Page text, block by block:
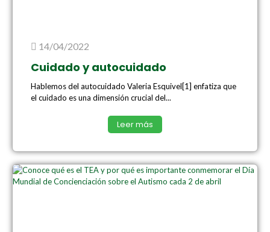
14/04/2022
Cuidado y autocuidado
Hablemos del autocuidado Valeria Esquivel[1] enfatiza que
el cuidado es una dimensión crucial del...
Leer más